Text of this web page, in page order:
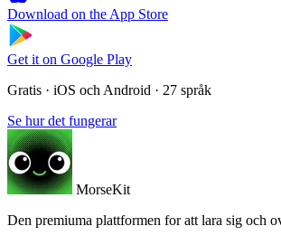
Download on the App Store
Get it on Google Play
Gratis · iOS och Android · 27 språk
Se hur det fungerar
MorseKit
Den premiuma plattformen for att lara sig och